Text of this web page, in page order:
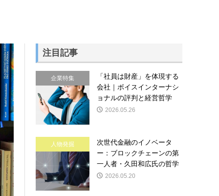
注目記事
企業特集
「社員は財産」を体現する
会社｜ボイスインターナシ
ョナルの評判と経営哲学
2026.05.26
人物発掘
次世代金融のイノベータ
ー：ブロックチェーンの第
一人者・久田和広氏の哲学
2026.05.20